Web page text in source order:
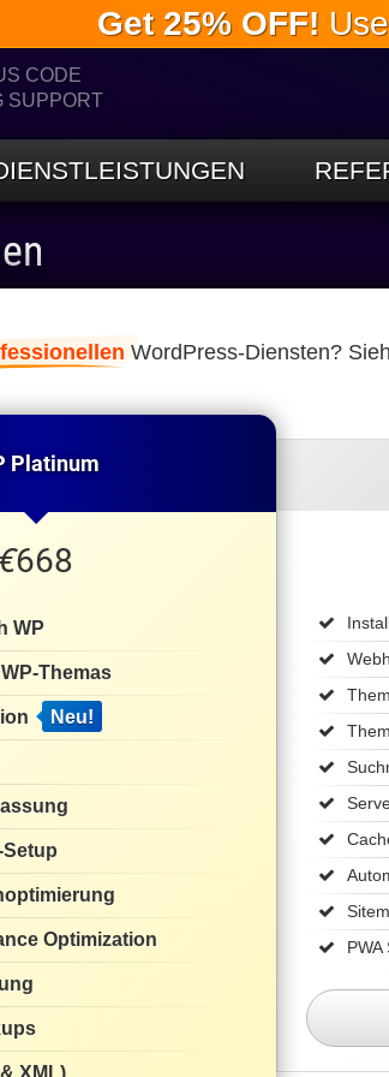
Get 25% OFF!
CODE
SUPPORT
WordPress-Diensten?
Platinum
€668
WP
Themas
Neu!
Optimization
XML)